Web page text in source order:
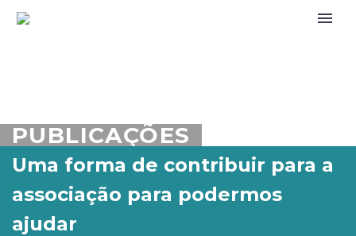
PUBLICAÇÕES
Uma forma de contribuir para a
associação para podermos
ajudar